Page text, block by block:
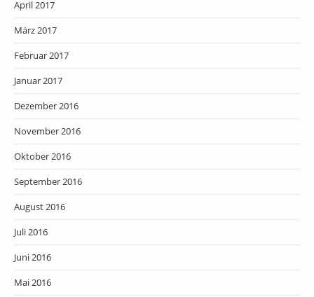
April 2017
März 2017
Februar 2017
Januar 2017
Dezember 2016
November 2016
Oktober 2016
September 2016
August 2016
Juli 2016
Juni 2016
Mai 2016